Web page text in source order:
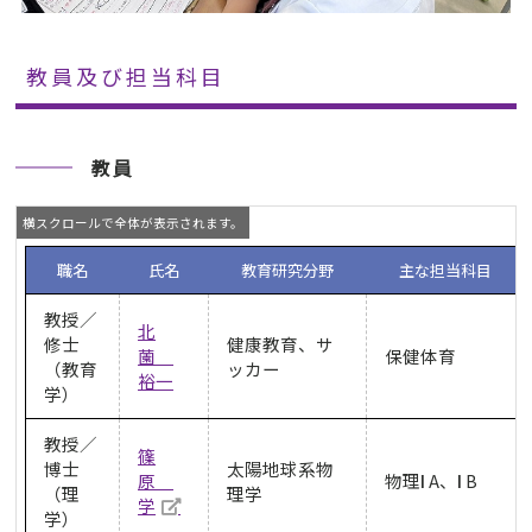
教員及び担当科目
教員
職名 氏名 教育研究分野 主な担当科目
教授／
修士
（教育
学）
北
薗
裕一
健康教育、サ
ッカー
保健体育
教授／
博士
（理
学）
篠
原
学
太陽地球系物
理学
物理Ⅰ A、Ⅰ B